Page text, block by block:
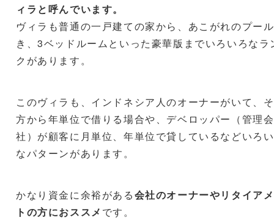
ィラと呼んでいます。
ヴィラも普通の一戸建ての家から、あこがれのプー
き、3ベッドルームといった豪華版までいろいろなラ
クがあります。
このヴィラも、インドネシア人のオーナーがいて、
方から年単位で借りる場合や、デベロッパー（管理会
社）が顧客に月単位、年単位で貸しているなどいろ
なパターンがあります。
かなり資金に余裕がある会社のオーナーやリタイア
トの方におススメ です。